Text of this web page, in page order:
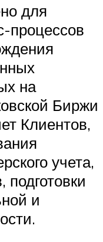
для
процессов
на
Биржи
Клиентов,
учета,
подготовки
и